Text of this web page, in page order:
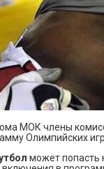
МОК члены
Олимпийских
может попасть